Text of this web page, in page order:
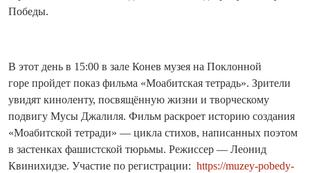
Победы.
В этот день в 15:00 в зале Конев музея на Поклонной
горе пройдет показ фильма «Моабитская тетрадь». Зрители
увидят киноленту, посвящённую жизни и творческому
подвигу Мусы Джалиля. Фильм раскроет историю создания
«Моабитской тетради» — цикла стихов, написанных поэтом
в застенках фашистской тюрьмы. Режиссер — Леонид
Квинихидзе. Участие по регистрации: https://muzey-pobedy-